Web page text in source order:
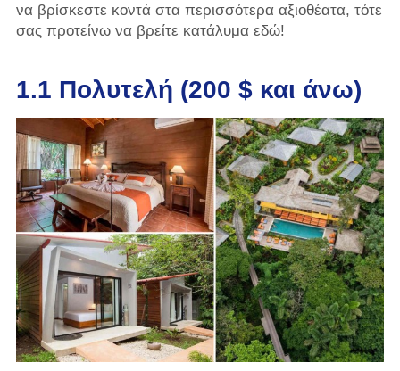
να βρίσκεστε κοντά στα περισσότερα αξιοθέατα, τότε
σας προτείνω να βρείτε κατάλυμα εδώ!
1.1 Πολυτελή (200 $ και άνω)